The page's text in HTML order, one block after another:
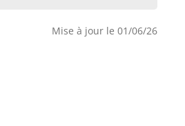
Mise à jour le 01/06/26